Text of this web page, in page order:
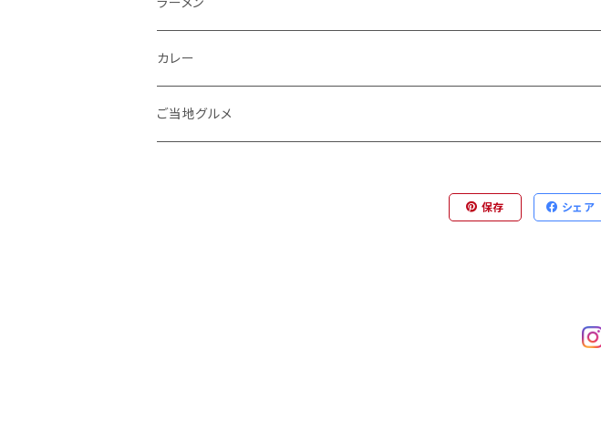
餃子
キーマカレー
カレー
ご当地グルメ
保存 シェア